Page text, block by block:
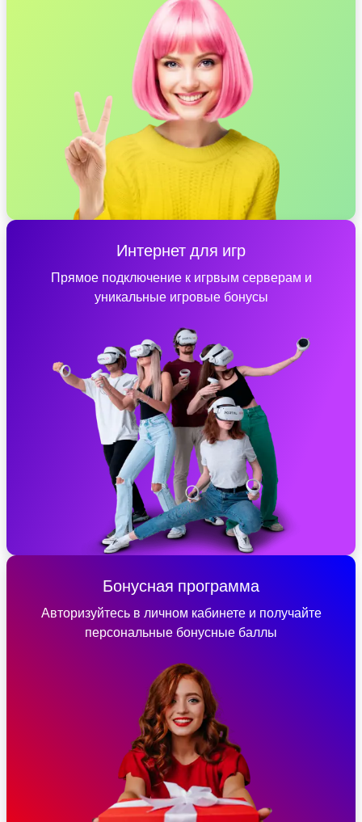
Интернет для игр
Прямое подключение к игрвым серверам и
уникальные игровые бонусы
Бонусная программа
Авторизуйтесь в личном кабинете и получайте
персональные бонусные баллы